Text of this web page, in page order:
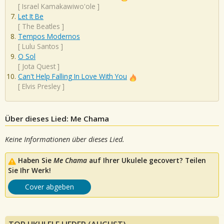
[ Israel Kamakawiwo'ole ]
Let It Be
[ The Beatles ]
Tempos Modernos
[ Lulu Santos ]
O Sol
[ Jota Quest ]
Can't Help Falling In Love With You
[ Elvis Presley ]
Über dieses Lied: Me Chama
Keine Informationen über dieses Lied.
Haben Sie Me Chama auf Ihrer Ukulele gecovert? Teilen
Sie Ihr Werk!
Cover abgeben